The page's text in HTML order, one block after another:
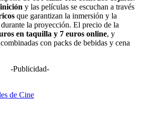
y las películas se escuchan a través
que garantizan la inmersión y la
la proyección. El precio de la
en taquilla y 7 euros online, y
con packs de bebidas y cena
-Publicidad-
de Cine